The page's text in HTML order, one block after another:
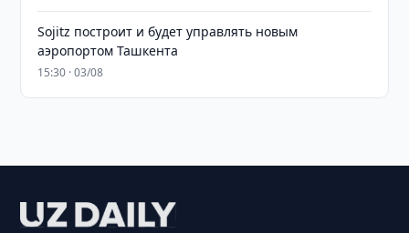
Sojitz построит и будет управлять новым
аэропортом Ташкента
15:30 · 03/08